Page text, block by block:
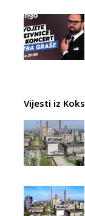
Vijesti iz